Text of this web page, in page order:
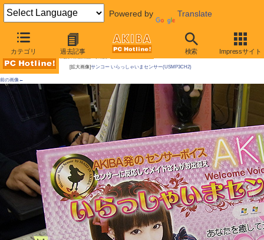
Powered by Translate
カテゴリ 過去記事 検索 Impressサイト
AKIBA PC Hotline! 2010年10月2日号
[拡大画像]サンコー いらっしゃいまセンサー(USMP3CH2)
前の画像←